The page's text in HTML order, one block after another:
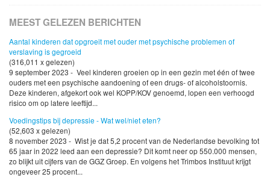
MEEST GELEZEN BERICHTEN
Aantal kinderen dat opgroeit met ouder met psychische problemen of
verslaving is gegroeid
(316,011 x gelezen)
9 september 2023 - Veel kinderen groeien op in een gezin met één of twee
ouders met een psychische aandoening of een drugs- of alcoholstoornis.
Deze kinderen, afgekort ook wel KOPP/KOV genoemd, lopen een verhoogd
risico om op latere leeftijd...
Voedingstips bij depressie - Wat wel/niet eten?
(52,603 x gelezen)
8 november 2023 - Wist je dat 5,2 procent van de Nederlandse bevolking tot
65 jaar in 2022 leed aan een depressie? Dit komt neer op 550.000 mensen,
zo blijkt uit cijfers van de GGZ Groep. En volgens het Trimbos Instituut krijgt
ongeveer 25 procent...